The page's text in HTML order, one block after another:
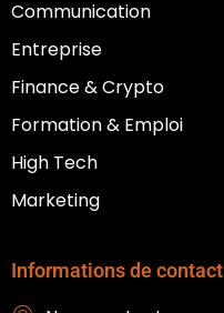
Communication
Entreprise
Finance & Crypto
Formation & Emploi
High Tech
Marketing
Informations de contact